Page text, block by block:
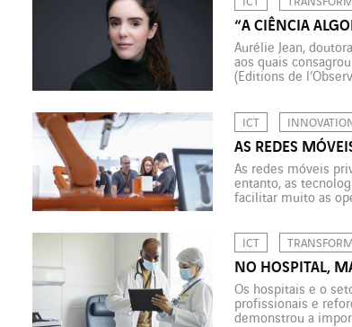
“A CIÊNCIA
Aurélie Jean,
aos quais
(Editions de
ICT
AS REDES
As redes móveis
entanto, as
facilitar muito as
ICT
NO HOSPITAL,
Os hospitais e o
profissionais e
demonstrou a